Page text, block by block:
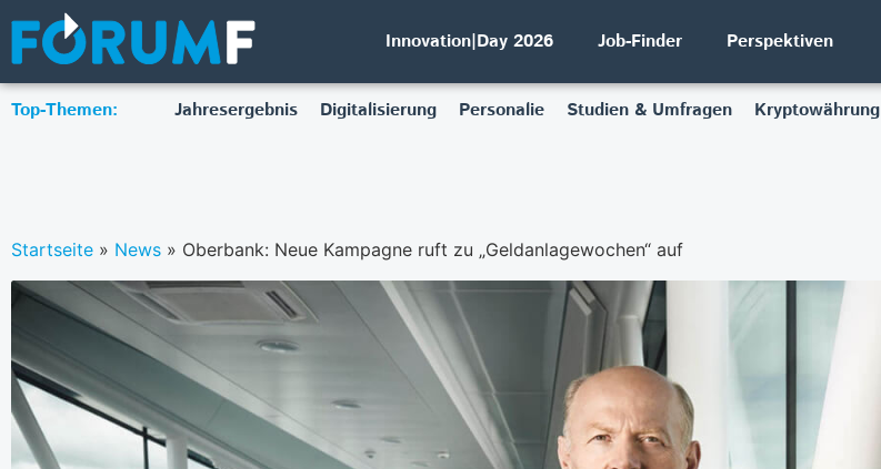
Innovation|Day 2026 Job-Finder Perspektiven
Top-Themen: Jahresergebnis Digitalisierung Personalie Studien & Umfragen Kryptowährung
Startseite » News » Oberbank: Neue Kampagne ruft zu „Geldanlagewochen“ auf